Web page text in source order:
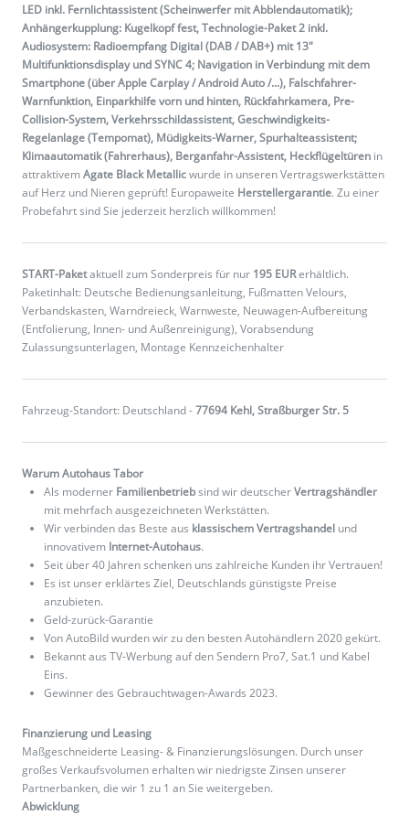
LED inkl. Fernlichtassistent (Scheinwerfer mit Abblendautomatik);
Anhängerkupplung: Kugelkopf fest, Technologie-Paket 2 inkl.
Audiosystem: Radioempfang Digital (DAB / DAB+) mit 13"
Multifunktionsdisplay und SYNC 4; Navigation in Verbindung mit dem
Smartphone (über Apple Carplay / Android Auto /...), Falschfahrer-
Warnfunktion, Einparkhilfe vorn und hinten, Rückfahrkamera, Pre-
Collision-System, Verkehrsschildassistent, Geschwindigkeits-
Regelanlage (Tempomat), Müdigkeits-Warner, Spurhalteassistent;
Klimaautomatik (Fahrerhaus), Berganfahr-Assistent, Heckflügeltüren in
attraktivemAgate Black Metallicwurde in unseren Vertragswerkstätten
auf Herz und Nieren geprüft! Europaweite Herstellergarantie. Zu einer
Probefahrt sind Sie jederzeit herzlich willkommen!
START-Paketaktuell zum Sonderpreis für nur 195 EURerhältlich.
Paketinhalt: Deutsche Bedienungsanleitung, Fußmatten Velours,
Verbandskasten, Warndreieck, Warnweste, Neuwagen-Aufbereitung
(Entfolierung, Innen- und Außenreinigung), Vorabsendung
Zulassungsunterlagen, Montage Kennzeichenhalter
Fahrzeug-Standort: Deutschland -77694 Kehl, Straßburger Str. 5
Warum Autohaus Tabor
Als moderner Familienbetriebsind wir deutscherVertragshändler
mit mehrfach ausgezeichneten Werkstätten.
Wir verbinden das Beste aus klassischem Vertragshandel und
innovativem Internet-Autohaus.
Seit über 40 Jahren schenken uns zahlreiche Kunden ihr Vertrauen!
Es ist unser erklärtes Ziel, Deutschlands günstigste Preise
anzubieten.
Geld-zurück-Garantie
Von AutoBild wurden wir zu den besten Autohändlern 2020 gekürt.
Bekannt aus TV-Werbung auf den Sendern Pro7, Sat.1 und Kabel
Eins.
Gewinner des Gebrauchtwagen-Awards 2023.
Finanzierung und Leasing
Maßgeschneiderte Leasing- & Finanzierungslösungen. Durch unser
großes Verkaufsvolumen erhalten wir niedrigste Zinsen unserer
Partnerbanken, die wir 1 zu 1 an Sie weitergeben.
Abwicklung